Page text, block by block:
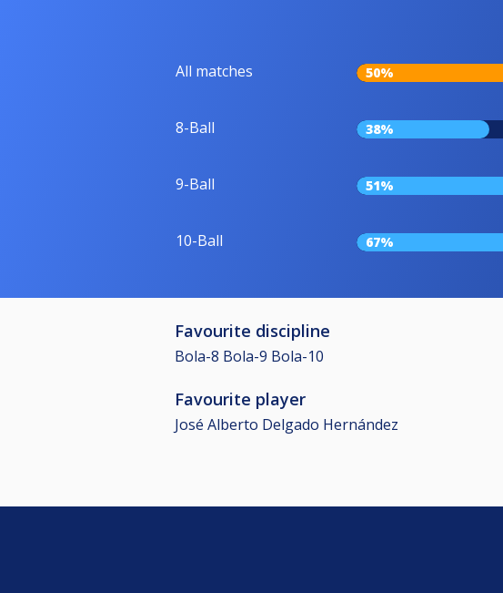
All matches 50%
8-Ball 38%
9-Ball 51%
10-Ball 67%
Favourite discipline
Bola-8 Bola-9 Bola-10
Favourite player
José Alberto Delgado Hernández